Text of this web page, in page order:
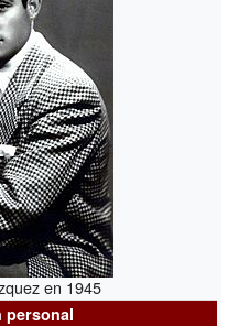
en 1945
personal